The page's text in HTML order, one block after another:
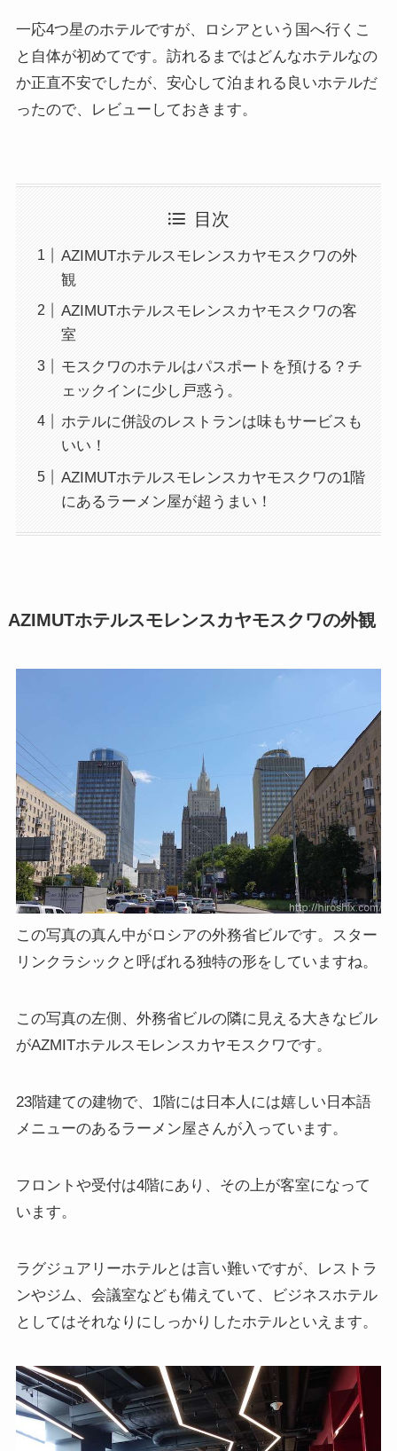
一応4つ星のホテルですが、ロシアという国へ行くこ
と自体が初めてです。訪れるまではどんなホテルなの
か正直不安でしたが、安心して泊まれる良いホテルだ
ったので、レビューしておきます。
目次
AZIMUTホテルスモレンスカヤモスクワの外
観
AZIMUTホテルスモレンスカヤモスクワの客
室
モスクワのホテルはパスポートを預ける？チ
ェックインに少し戸惑う。
ホテルに併設のレストランは味もサービスも
いい！
AZIMUTホテルスモレンスカヤモスクワの1階
にあるラーメン屋が超うまい！
AZIMUTホテルスモレンスカヤモスクワの外観
この写真の真ん中がロシアの外務省ビルです。スター
リンクラシックと呼ばれる独特の形をしていますね。
この写真の左側、外務省ビルの隣に見える大きなビル
がAZMITホテルスモレンスカヤモスクワです。
23階建ての建物で、1階には日本人には嬉しい日本語
メニューのあるラーメン屋さんが入っています。
フロントや受付は4階にあり、その上が客室になって
います。
ラグジュアリーホテルとは言い難いですが、レストラ
ンやジム、会議室なども備えていて、ビジネスホテル
としてはそれなりにしっかりしたホテルといえます。